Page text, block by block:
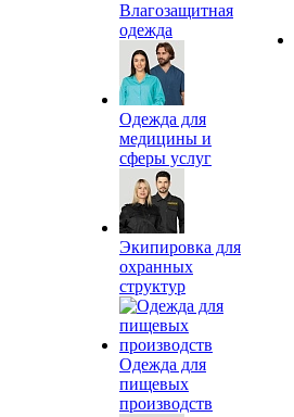
Влагозащитная
одежда
Одежда для
медицины и
сферы услуг
Экипировка для
охранных
структур
Одежда для
пищевых
производств